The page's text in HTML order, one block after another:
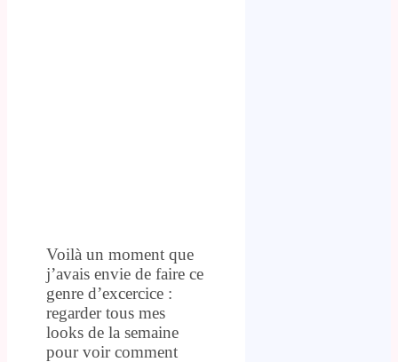
Voilà un moment que
j’avais envie de faire ce
genre d’excercice :
regarder tous mes
looks de la semaine
pour voir comment